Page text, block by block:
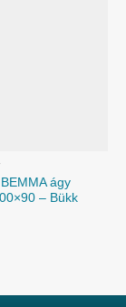
ágy
– Bükk